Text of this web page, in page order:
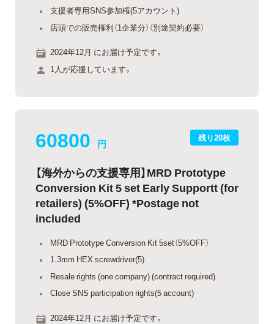
支援者専用SNS参加権(5アカウント)
店頭での販売権利（1企業分）（別途契約必要）
2024年12月 にお届け予定です。
1人が応援しています。
残り20枚
60800 円
【海外からの支援専用】MRD Prototype
Conversion Kit 5 set Early Supportt (for
retailers) (5%OFF) *Postage not
included
MRD Prototype Conversion Kit 5set（5%OFF）
1.3mm HEX screwdriver(5)
Resale rights (one company) (contract required)
Close SNS participation rights(5 account)
2024年12月 にお届け予定です。